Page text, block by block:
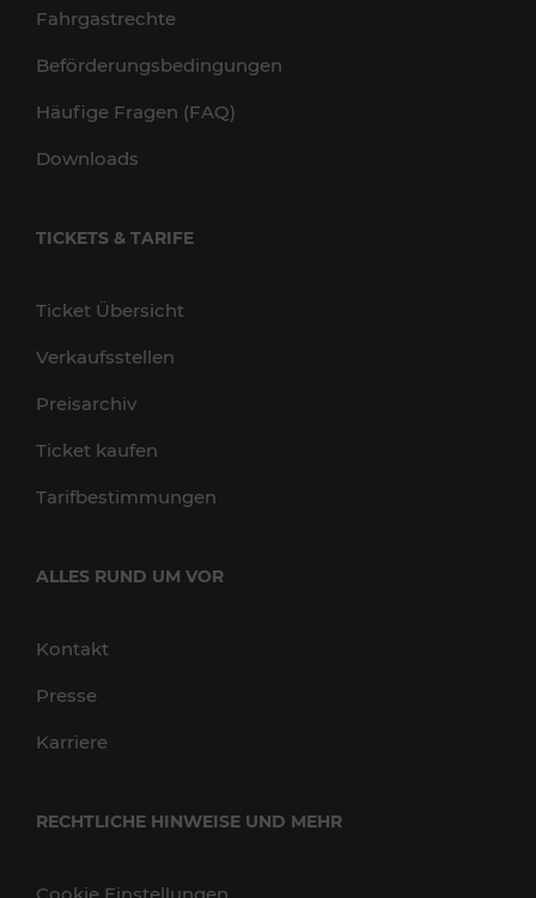
Fahrgastrechte
Beförderungsbedingungen
Häufige Fragen (FAQ)
Downloads
TICKETS & TARIFE
Ticket Übersicht
Verkaufsstellen
Preisarchiv
Ticket kaufen
Tarifbestimmungen
ALLES RUND UM VOR
Kontakt
Presse
Karriere
RECHTLICHE HINWEISE UND MEHR